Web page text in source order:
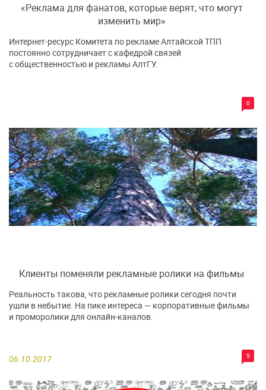
«Реклама для фанатов, которые верят, что могут
изменить мир»
0
Интернет-ресурс Комитета по рекламе Алтайской ТПП
постоянно сотрудничает с кафедрой связей
с общественностью и рекламы АлтГУ.
Клиенты поменяли рекламные ролики на фильмы
06.10.2017 5
Реальность такова, что рекламные ролики сегодня почти
ушли в небытие. На пике интереса — корпоративные фильмы
и проморолики для онлайн-каналов.